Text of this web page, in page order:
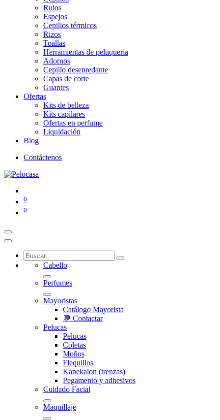
Rulos
Espejos
Cepillos térmicos
Rizos
Toallas
Herramientas de peluquería
Adornos
Cepillo desenredante
Capas de corte
Guantes
Ofertas
Kits de belleza
Kits capilares
Ofertas en perfume
Liquidación
Blog
Contáctenos
0
0
Cabello
Perfumes
Mayoristas
Catálogo Mayorista
💬 Contactar
Pelucas
Pelucas
Coletas
Moños
Flequillos
Kanekalon (trenzas)
Pegamento y adhesivos
Cuidado Facial
Maquillaje